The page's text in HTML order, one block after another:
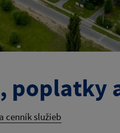
poplatky
cenník služieb